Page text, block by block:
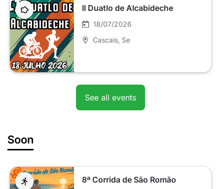
II Duatlo de Alcabideche
18/07/2026
Cascais , Se
See all events
Soon
8ª Corrida de São Romão